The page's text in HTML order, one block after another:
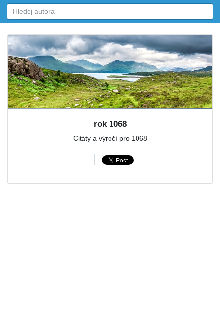
rok 1068
Citáty a výročí pro 1068